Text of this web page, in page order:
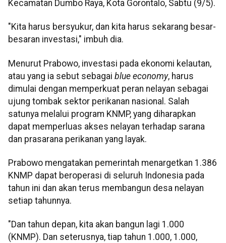
Kecamatan Dumbo Raya, Kota Gorontalo, Sabtu (9/5).
"Kita harus bersyukur, dan kita harus sekarang besar-
besaran investasi," imbuh dia.
Menurut Prabowo, investasi pada ekonomi kelautan,
atau yang ia sebut sebagai blue economy, harus
dimulai dengan memperkuat peran nelayan sebagai
ujung tombak sektor perikanan nasional. Salah
satunya melalui program KNMP, yang diharapkan
dapat memperluas akses nelayan terhadap sarana
dan prasarana perikanan yang layak.
Prabowo mengatakan pemerintah menargetkan 1.386
KNMP dapat beroperasi di seluruh Indonesia pada
tahun ini dan akan terus membangun desa nelayan
setiap tahunnya.
"Dan tahun depan, kita akan bangun lagi 1.000
(KNMP). Dan seterusnya, tiap tahun 1.000, 1.000,